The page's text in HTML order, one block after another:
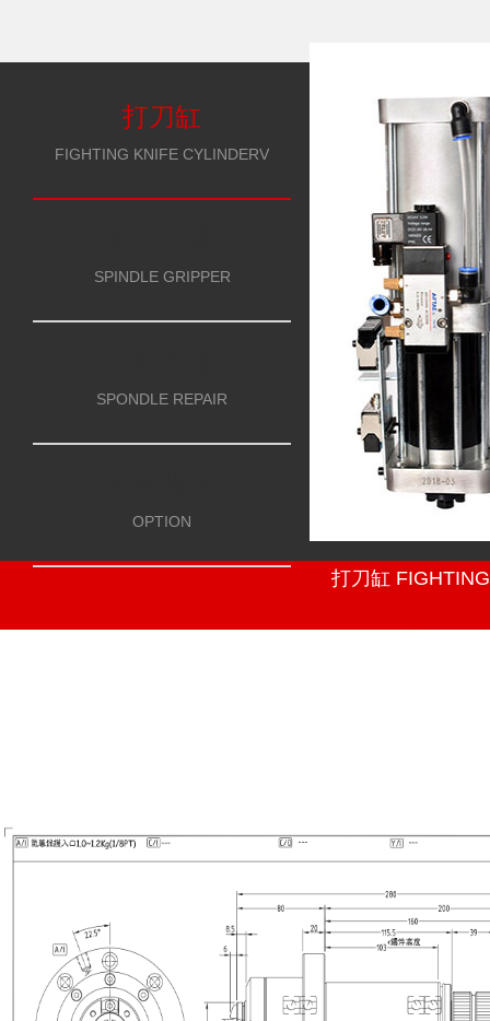
打刀缸
FIGHTING KNIFE CYLINDERV
SPINDLE GRIPPER
SPONDLE REPAIR
OPTION
打刀缸